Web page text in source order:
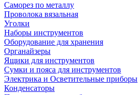
Саморез по металлу
Проволока вязальная
Уголки
Наборы инструментов
Оборудование для хранения
Органайзеры
Ящики для инструментов
Сумки и пояса для инструментов
Электрика и Осветительные приборы
Конденсаторы